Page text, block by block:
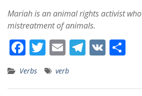
Mariah is an animal rights activist who
mistreatment of animals.
F
ac
e
T
w
itt
E
m
ai
T V
Verbs verb